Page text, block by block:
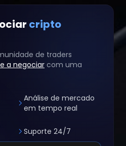
cripto
de traders
a negociarcom uma
Análise de mercado
em tempo real
Suporte 24/7